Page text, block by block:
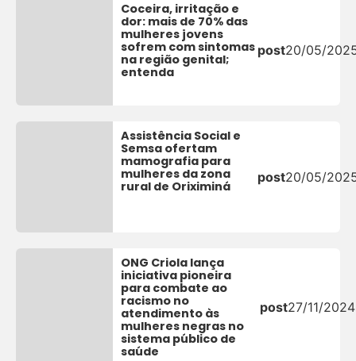
Coceira, irritação e
dor: mais de 70% das
mulheres jovens
sofrem com sintomas
na região genital;
entenda
post20/05/
Assistência Social e
Semsa ofertam
mamografia para
mulheres da zona
rural de Oriximiná
post20/05/
ONG Criola lança
iniciativa pioneira
para combate ao
racismo no
atendimento às
mulheres negras no
sistema público de
saúde
post27/11/2024